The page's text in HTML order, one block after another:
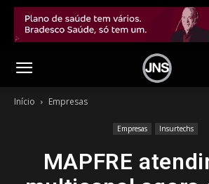
Início Empresas
Empresas Insurtechs
MAPFRE